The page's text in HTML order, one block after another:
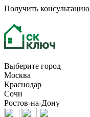
Получить консультацию
Выберите город
Москва
Краснодар
Сочи
Ростов-на-Дону